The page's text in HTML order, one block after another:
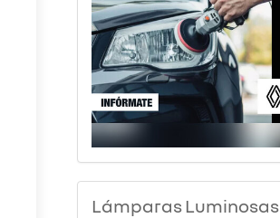
Lámparas Luminosas